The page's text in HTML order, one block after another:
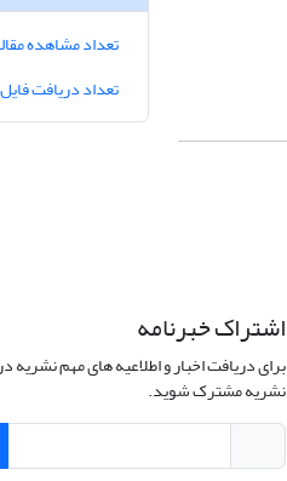
تعداد مشاهده
تعداد دریافت
اشتراک خبرنامه
برای دریافت اخبار و اطلاعیه های مهم نشریه
نشریه مشترک شوید.